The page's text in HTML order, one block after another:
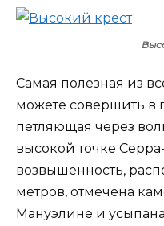
Самая полезная из
можете совершить в
петляющая через
высокой точке
возвышенность,
метров, отмечена
Мануэлине и